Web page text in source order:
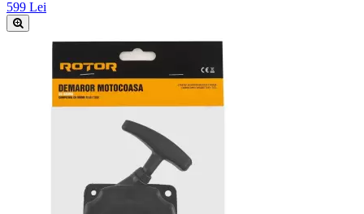
599 Lei